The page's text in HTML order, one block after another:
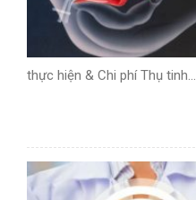
thực hiện & Chi phí Thụ tinh...